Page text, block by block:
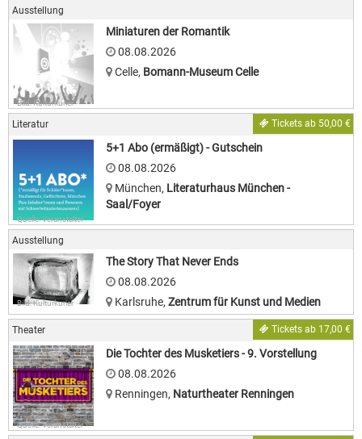
Ausstellung
Bild: Kulturkurier
Miniaturen der Romantik
08.08.2026
Celle, Bomann-Museum Celle
Literatur Tickets ab 50,00 €
Quelle: Veranstalter
5+1 Abo (ermäßigt) - Gutschein
08.08.2026
München, Literaturhaus München -
Saal/Foyer
Ausstellung
Bild: Kulturkurier
The Story That Never Ends
08.08.2026
Karlsruhe, Zentrum für Kunst und Medien
Theater Tickets ab 17,00 €
Quelle: Veranstalter
Die Tochter des Musketiers - 9. Vorstellung
08.08.2026
Renningen, Naturtheater Renningen